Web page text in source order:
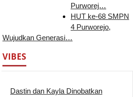
Purworej…
HUT ke-68 SMPN
4 Purworejo,
Wujudkan Generasi…
VIBES
Dastin dan Kayla Dinobatkan